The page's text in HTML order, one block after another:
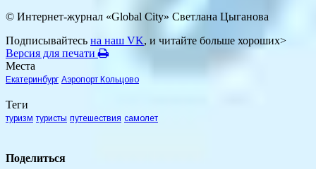
© Интернет-журнал «Global City» Светлана Цыганова
Подписывайтесь на наш VK, и читайте больше хороших>
Версия для печати
Места
Екатеринбург Аэропорт Кольцово
Теги
туризм туристы путешествия самолет
Поделиться